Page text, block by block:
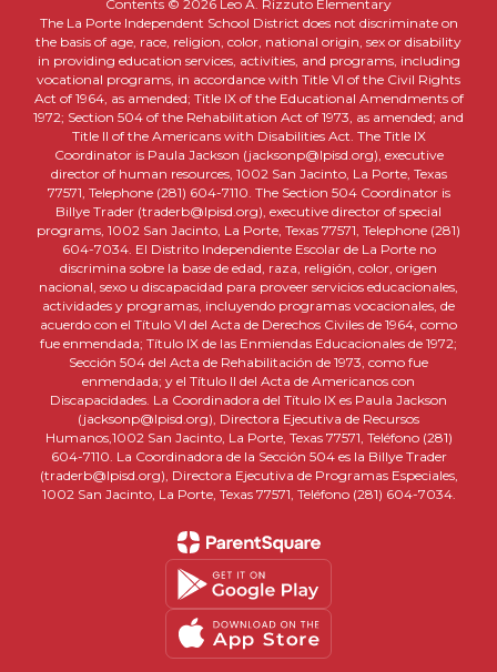
Contents © 2026 Leo A. Rizzuto Elementary
The La Porte Independent School District does not discriminate on
the basis of age, race, religion, color, national origin, sex or disability
in providing education services, activities, and programs, including
vocational programs, in accordance with Title VI of the Civil Rights
Act of 1964, as amended; Title IX of the Educational Amendments of
1972; Section 504 of the Rehabilitation Act of 1973, as amended; and
Title II of the Americans with Disabilities Act. The Title IX
Coordinator is Paula Jackson (jacksonp@lpisd.org), executive
director of human resources, 1002 San Jacinto, La Porte, Texas
77571, Telephone (281) 604-7110. The Section 504 Coordinator is
Billye Trader (traderb@lpisd.org), executive director of special
programs, 1002 San Jacinto, La Porte, Texas 77571, Telephone (281)
604-7034. El Distrito Independiente Escolar de La Porte no
discrimina sobre la base de edad, raza, religión, color, origen
nacional, sexo u discapacidad para proveer servicios educacionales,
actividades y programas, incluyendo programas vocacionales, de
acuerdo con el Título VI del Acta de Derechos Civiles de 1964, como
fue enmendada; Título IX de las Enmiendas Educacionales de 1972;
Sección 504 del Acta de Rehabilitación de 1973, como fue
enmendada; y el Título II del Acta de Americanos con
Discapacidades. La Coordinadora del Título IX es Paula Jackson
(jacksonp@lpisd.org), Directora Ejecutiva de Recursos
Humanos,1002 San Jacinto, La Porte, Texas 77571, Teléfono (281)
604-7110. La Coordinadora de la Sección 504 es la Billye Trader
(traderb@lpisd.org), Directora Ejecutiva de Programas Especiales,
1002 San Jacinto, La Porte, Texas 77571, Teléfono (281) 604-7034.